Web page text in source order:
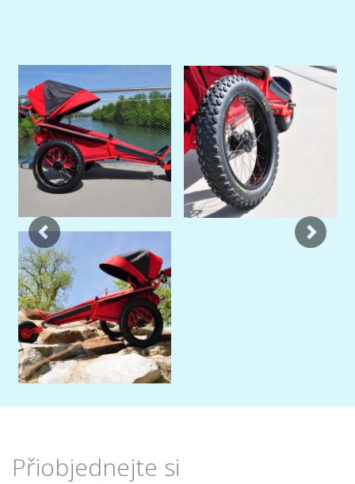
Previous Next
Přiobjednejte si